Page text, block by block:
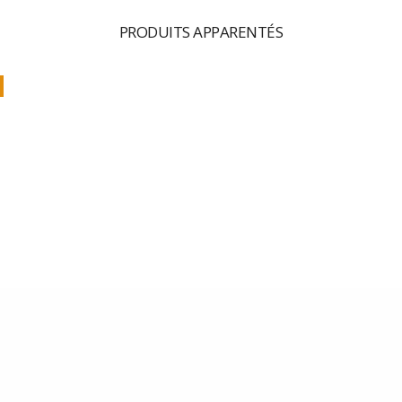
PRODUITS APPARENTÉS